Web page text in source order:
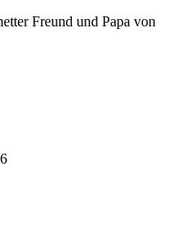
Freund und Papa von